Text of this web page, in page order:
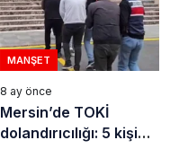
MANŞET
8 ay önce
Mersin’de TOKİ
dolandırıcılığı: 5 kişi